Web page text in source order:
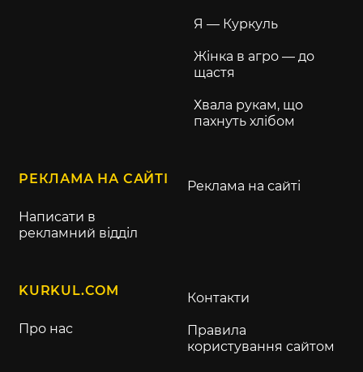
Я — Куркуль
Жінка в агро — до
щастя
Хвала рукам, що
пахнуть хлібом
РЕКЛАМА НА САЙТІ
Написати в
рекламний відділ
Реклама на сайті
KURKUL.COM
Про нас
Контакти
Правила
користування сайтом